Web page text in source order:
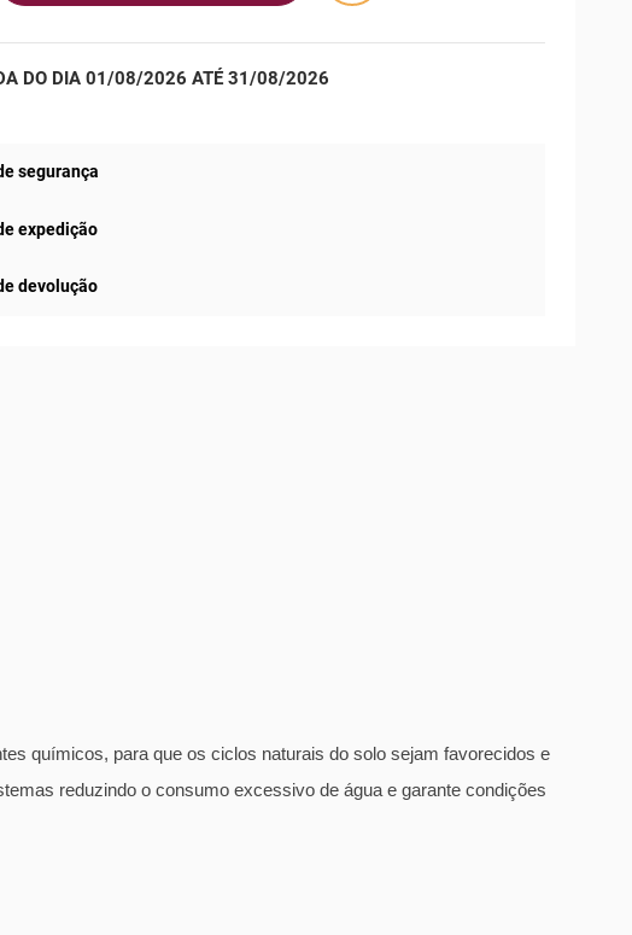
DO DIA 01/08/2026 ATÉ 31/08/2026
segurança
expedição
devolução
químicos, para que os ciclos naturais do solo sejam favorecidos e
reduzindo o consumo excessivo de água e garante condições